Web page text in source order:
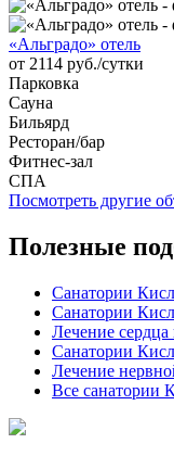
«Альградо» отель
от 2114 руб./сутки
Парковка
Сауна
Бильярд
Ресторан/бар
Фитнес-зал
СПА
Посмотреть другие
Полезные
Санатории
Санатории
Лечение сердца
Санатории
Лечение
Все санатории